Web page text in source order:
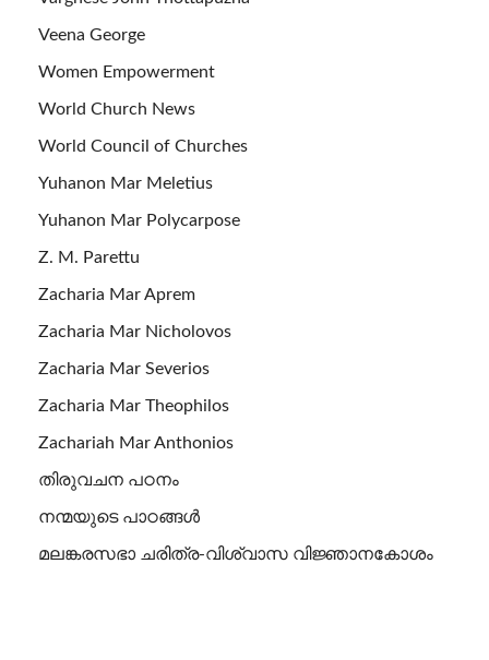
Veena George
Women Empowerment
World Church News
World Council of Churches
Yuhanon Mar Meletius
Yuhanon Mar Polycarpose
Z. M. Parettu
Zacharia Mar Aprem
Zacharia Mar Nicholovos
Zacharia Mar Severios
Zacharia Mar Theophilos
Zachariah Mar Anthonios
തിരുവചന പഠനം
നന്മയുടെ പാഠങ്ങള്‍
മലങ്കരസഭാ ചരിത്ര-വിശ്വാസ വിജ്ഞാനകോശം